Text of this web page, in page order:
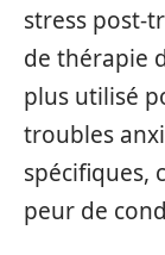
stress post-
de thérapie
plus utilisé
troubles
spécifiques,
peur de